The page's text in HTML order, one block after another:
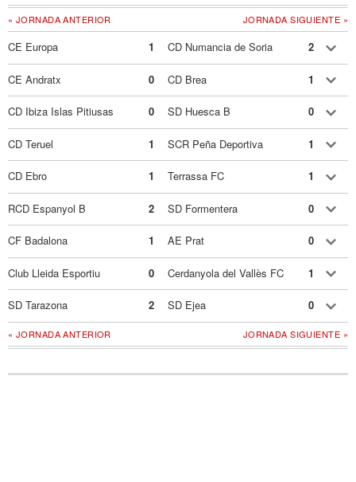
JORNADA SIGUIENTE »
« JORNADA ANTERIOR
CE Europa 1 CD Numancia de Soria 2
CE Andratx 0 CD Brea 1
CD Ibiza Islas Pitiusas 0 SD Huesca B 0
CD Teruel 1 SCR Peña Deportiva 1
CD Ebro 1 Terrassa FC 1
RCD Espanyol B 2 SD Formentera 0
CF Badalona 1 AE Prat 0
Club Lleida Esportiu 0 Cerdanyola del Vallès FC 1
SD Tarazona 2 SD Ejea 0
JORNADA SIGUIENTE »
« JORNADA ANTERIOR